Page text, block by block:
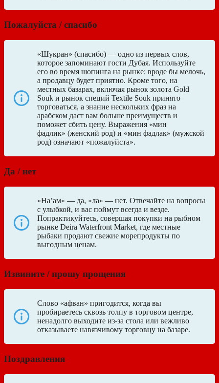
Пожалуйста / спасибо
«Шукран» (спасибо) — одно из первых слов,
которое запоминают гости Дубая. Используйте
его во время шопинга на рынке: вроде бы мелочь,
а продавцу будет приятно. Кроме того, на
местных базарах, включая рынок золота Gold
Souk и рынок специй Textile Souk принято
торговаться, а знание нескольких фраз на
арабском даст вам больше преимуществ и
поможет сбить цену. Выражения «мин
фадлик» (женский род) и «мин фадлак» (мужской
род) означают «пожалуйста».
Да / нет
«На’ам» ― да, «ла» ― нет. Отвечайте на вопросы
с улыбкой, и вас поймут всегда и везде.
Попрактикуйтесь, совершая покупки на рыбном
рынке Deira Waterfront Market, где местные
рыбаки продают свежие морепродукты по
выгодным ценам.
Извините / прошу прощения
Слово «афван» пригодится, когда вы
пробираетесь сквозь толпу в торговом центре,
ненадолго выходите из-за стола или вежливо
отказываете навязчивому торговцу на базаре.
Поздравления